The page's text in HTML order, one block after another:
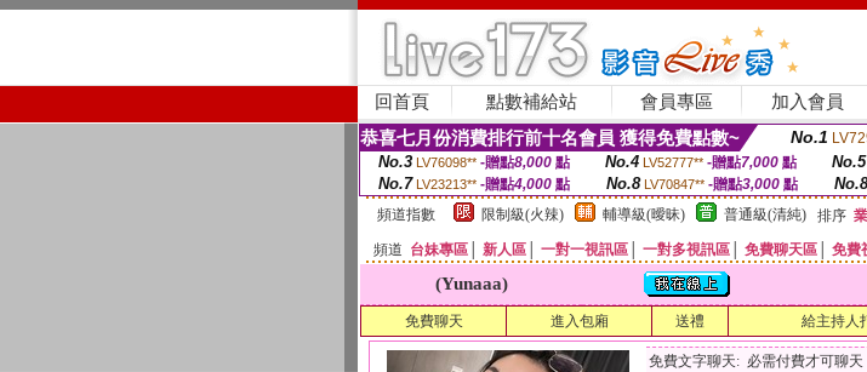
回首頁 點數補給站 會員專區 加入會員
恭喜七月份消費排行前十名會員 獲得免費點數~ No.1
No.3 LV76098** -贈點8,000點 No.4 LV52777** -贈點7,000點 No.5
No.7 LV23213** -贈點4,000 點 No.8 LV70847** -贈點3,000 點 No.8
頻道指數
限制級(火辣) 輔導級(曖昧) 普通級(清純) 排序
頻道 台妹專區 新人區 一對一視訊區 一對多視訊區 免費聊天區 免費
(Yunaaa)
免費聊天 進入包廂 送禮 給主持人
免費文字聊天: 必需付費才可聊天